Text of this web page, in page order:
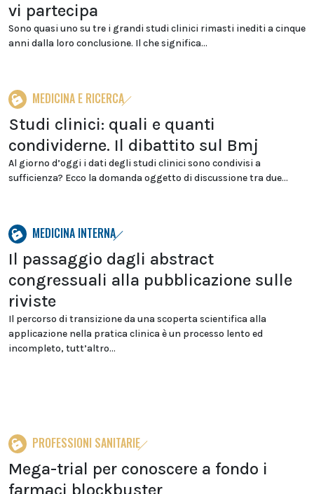
vi partecipa
Sono quasi uno su tre i grandi studi clinici rimasti inediti a cinque
anni dalla loro conclusione. Il che significa...
MEDICINA E RICERCA
Studi clinici: quali e quanti
condividerne. Il dibattito sul Bmj
Al giorno d’oggi i dati degli studi clinici sono condivisi a
sufficienza? Ecco la domanda oggetto di discussione tra due...
MEDICINA INTERNA
Il passaggio dagli abstract
congressuali alla pubblicazione sulle
riviste
Il percorso di transizione da una scoperta scientifica alla
applicazione nella pratica clinica è un processo lento ed
incompleto, tutt’altro...
PROFESSIONI SANITARIE
Mega-trial per conoscere a fondo i
farmaci blockbuster